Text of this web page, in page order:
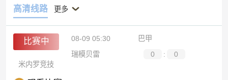
高清线路
更多
比赛中 08-09 05:30
巴甲
瑞模贝雷
0 :
0
米内罗竞技